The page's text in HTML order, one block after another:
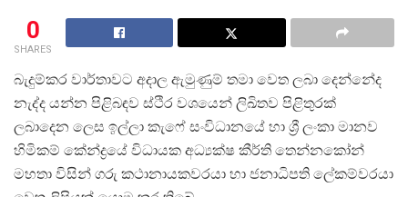
0
SHARES
බැදුම්කර වාර්තාවට අදාල ඇමුණුම් තමා වෙත ලබා දෙන්නේද
නැද්ද යන්න පිළිබඳව ස්ථිර වශයෙන් ලිඛිතව පිළිතුරක්
ලබාදෙන ලෙස ඉල්ලා කැෆේ සංවිධානයේ හා ශ්‍රී ලංකා මානව
හිමිකම් කේන්ද්‍රයේ විධායක අධ්‍යක්ෂ කීර්ති තෙන්නකෝන්
මහතා විසින් ගරු කථානායකවරයා හා ජනාධිපති ලේකම්වරයා